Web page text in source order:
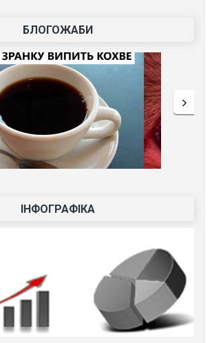
БЛОГОЖАБИ
ІНФОГРАФІКА